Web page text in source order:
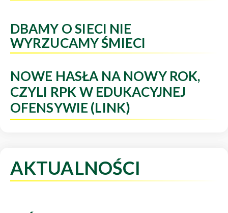
DBAMY O SIECI NIE
WYRZUCAMY ŚMIECI
NOWE HASŁA NA NOWY ROK,
CZYLI RPK W EDUKACYJNEJ
OFENSYWIE (LINK)
AKTUALNOŚCI